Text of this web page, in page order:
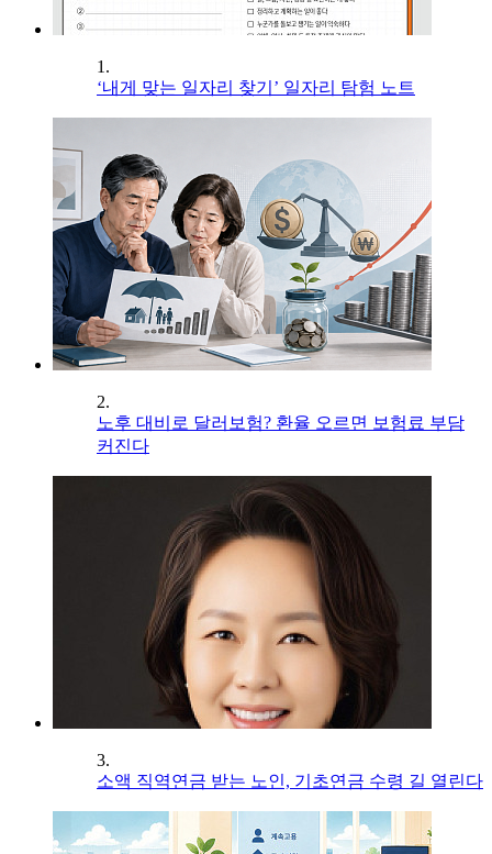
1.
‘내게 맞는 일자리 찾기’ 일자리 탐험 노트
2.
노후 대비로 달러보험? 환율 오르면 보험료 부담
커진다
3.
소액 직역연금 받는 노인, 기초연금 수령 길 열린다